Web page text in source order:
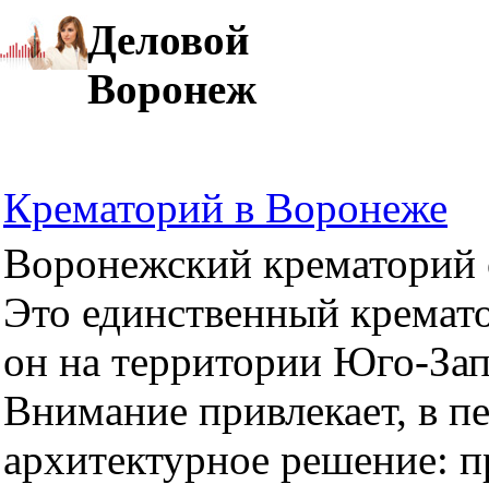
Деловой
Воронеж
Крематорий в Воронеже
Воронежский крематорий
Это единственный
он на территории Юго-
Внимание привлекает, в
архитектурное решение: